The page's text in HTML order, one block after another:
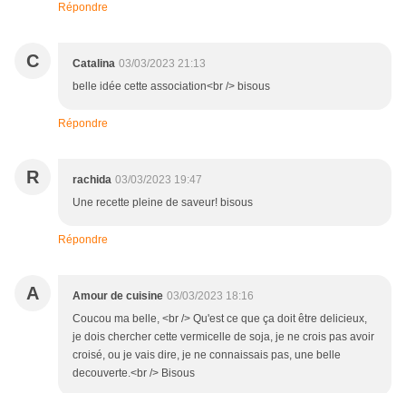
Répondre
C Catalina 03/03/2023 21:13
belle idée cette association<br /> bisous
Répondre
R rachida 03/03/2023 19:47
Une recette pleine de saveur! bisous
Répondre
A Amour de cuisine 03/03/2023 18:16
Coucou ma belle, <br /> Qu'est ce que ça doit être delicieux,
je dois chercher cette vermicelle de soja, je ne crois pas avoir
croisé, ou je vais dire, je ne connaissais pas, une belle
decouverte.<br /> Bisous